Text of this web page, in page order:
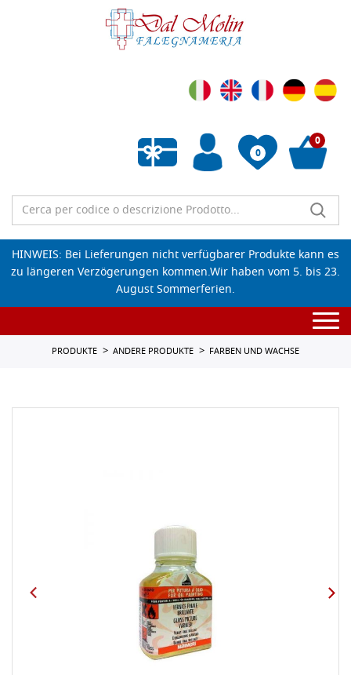
0
Wunschliste leeren
0
HINWEIS: Bei Lieferungen nicht verfügbarer Produkte kann es
zu längeren Verzögerungen kommen.Wir haben vom 5. bis 23.
August Sommerferien.
PRODUKTE ANDERE PRODUKTE FARBEN UND WACHSE